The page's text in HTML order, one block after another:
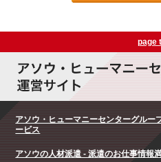
page
アソウ・ヒューマニーセンターグルー
ービス
アソウの人材派遣 - 派遣のお仕事情報